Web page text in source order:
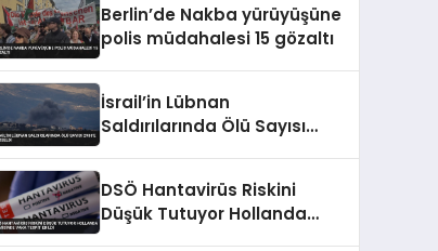
Berlin’de Nakba yürüyüşüne
polis müdahalesi 15 gözaltı
İsrail’in Lübnan
Saldırılarında Ölü Sayısı
DSÖ Hantavirüs Riskini
Düşük Tutuyor Hollanda